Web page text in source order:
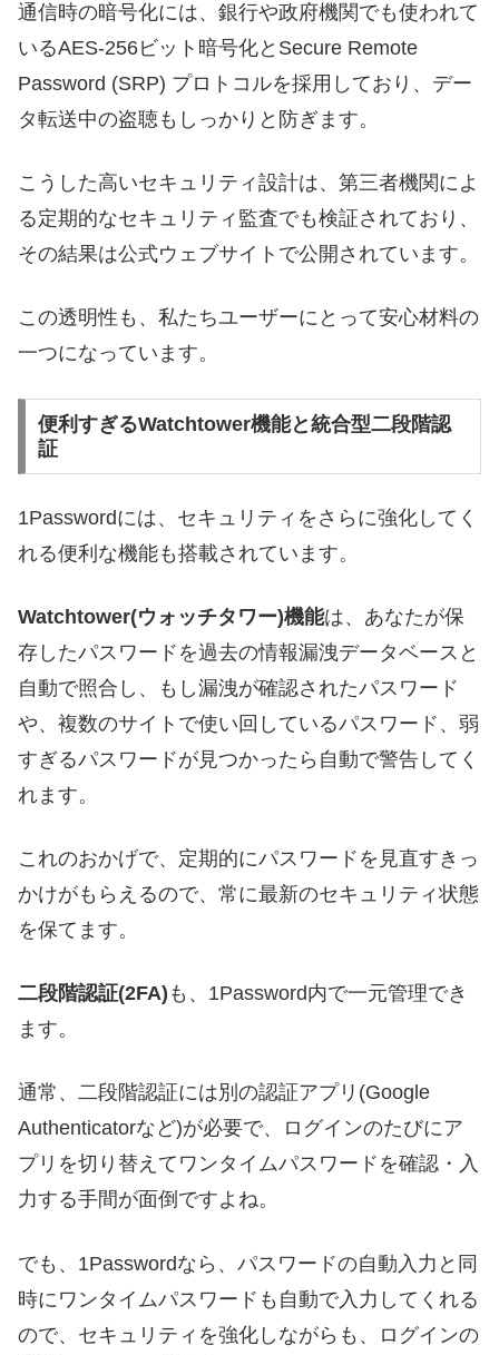
通信時の暗号化には、銀行や政府機関でも使われて
いるAES-256ビット暗号化とSecure Remote
Password (SRP) プロトコルを採用しており、デー
タ転送中の盗聴もしっかりと防ぎます。
こうした高いセキュリティ設計は、第三者機関によ
る定期的なセキュリティ監査でも検証されており、
その結果は公式ウェブサイトで公開されています。
この透明性も、私たちユーザーにとって安心材料の
一つになっています。
便利すぎるWatchtower機能と統合型二段階認
証
1Passwordには、セキュリティをさらに強化してく
れる便利な機能も搭載されています。
Watchtower(ウォッチタワー)機能は、あなたが保
存したパスワードを過去の情報漏洩データベースと
自動で照合し、もし漏洩が確認されたパスワード
や、複数のサイトで使い回しているパスワード、弱
すぎるパスワードが見つかったら自動で警告してく
れます。
これのおかげで、定期的にパスワードを見直すきっ
かけがもらえるので、常に最新のセキュリティ状態
を保てます。
二段階認証(2FA) も、1Password内で一元管理でき
ます。
通常、二段階認証には別の認証アプリ(Google
Authenticatorなど)が必要で、ログインのたびにア
プリを切り替えてワンタイムパスワードを確認・入
力する手間が面倒ですよね。
でも、1Passwordなら、パスワードの自動入力と同
時にワンタイムパスワードも自動で入力してくれる
ので、セキュリティを強化しながらも、ログインの